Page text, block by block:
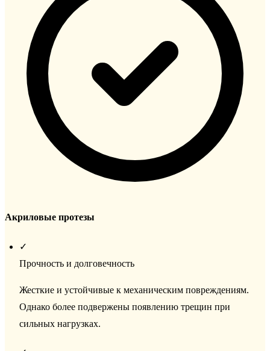
Акриловые протезы
✓
Прочность и долговечность
Жесткие и устойчивые к механическим повреждениям.
Однако более подвержены появлению трещин при
сильных нагрузках.